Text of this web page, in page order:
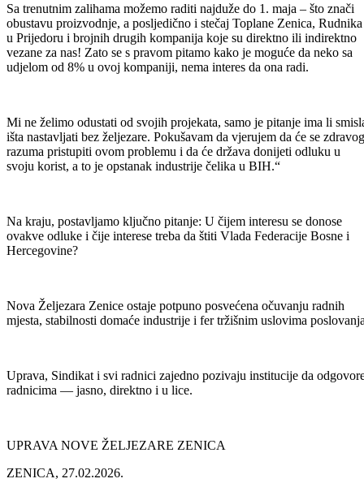
Sa trenutnim zalihama možemo raditi najduže do 1. maja – što znači
obustavu proizvodnje, a posljedično i stečaj Toplane Zenica, Rudnika
u Prijedoru i brojnih drugih kompanija koje su direktno ili indirektno
vezane za nas! Zato se s pravom pitamo kako je moguće da neko sa
udjelom od 8% u ovoj kompaniji, nema interes da ona radi.
Mi ne želimo odustati od svojih projekata, samo je pitanje ima li
išta nastavljati bez željezare. Pokušavam da vjerujem da će se zdravog
razuma pristupiti ovom problemu i da će država donijeti odluku u
svoju korist, a to je opstanak industrije čelika u BIH.“
Na kraju, postavljamo ključno pitanje: U čijem interesu se donose
ovakve odluke i čije interese treba da štiti Vlada Federacije Bosne i
Hercegovine?
Nova Željezara Zenice ostaje potpuno posvećena očuvanju radnih
mjesta, stabilnosti domaće industrije i fer tržišnim uslovima
Uprava, Sindikat i svi radnici zajedno pozivaju institucije da
radnicima — jasno, direktno i u lice.
UPRAVA NOVE ŽELJEZARE ZENICA
ZENICA, 27.02.2026.